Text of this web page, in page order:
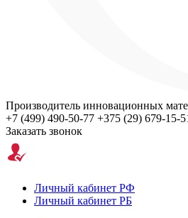
Производитель инновационных
+7 (499) 490-50-77 +375 (29) 679-15-
Заказать звонок
Личный кабинет РФ
Личный кабинет РБ